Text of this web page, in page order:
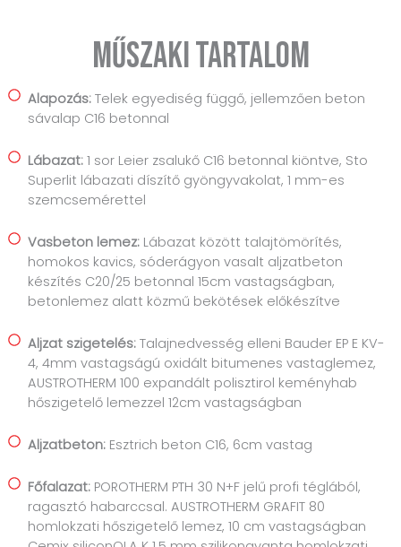
Műszaki tartalom
Alapozás:Telek egyediség függő, jellemzően beton
sávalap C16 betonnal
Lábazat:1 sor Leier zsalukő C16 betonnal kiöntve, Sto
Superlit lábazati díszítő gyöngyvakolat, 1 mm-es
szemcsemérettel
Vasbeton lemez: Lábazat között talajtömörítés,
homokos kavics, sóderágyon vasalt aljzatbeton
készítés C20/25 betonnal 15cm vastagságban,
betonlemez alatt közmű bekötések előkészítve
Aljzat szigetelés:Talajnedvesség elleni Bauder EP E KV-
4, 4mm vastagságú oxidált bitumenes vastaglemez,
AUSTROTHERM 100 expandált polisztirol keményhab
hőszigetelő lemezzel 12cm vastagságban
Aljzatbeton: Esztrich beton C16, 6cm vastag
Főfalazat: POROTHERM PTH 30 N+F jelű profi téglából,
ragasztó habarccsal. AUSTROTHERM GRAFIT 80
homlokzati hőszigetelő lemez, 10 cm vastagságban